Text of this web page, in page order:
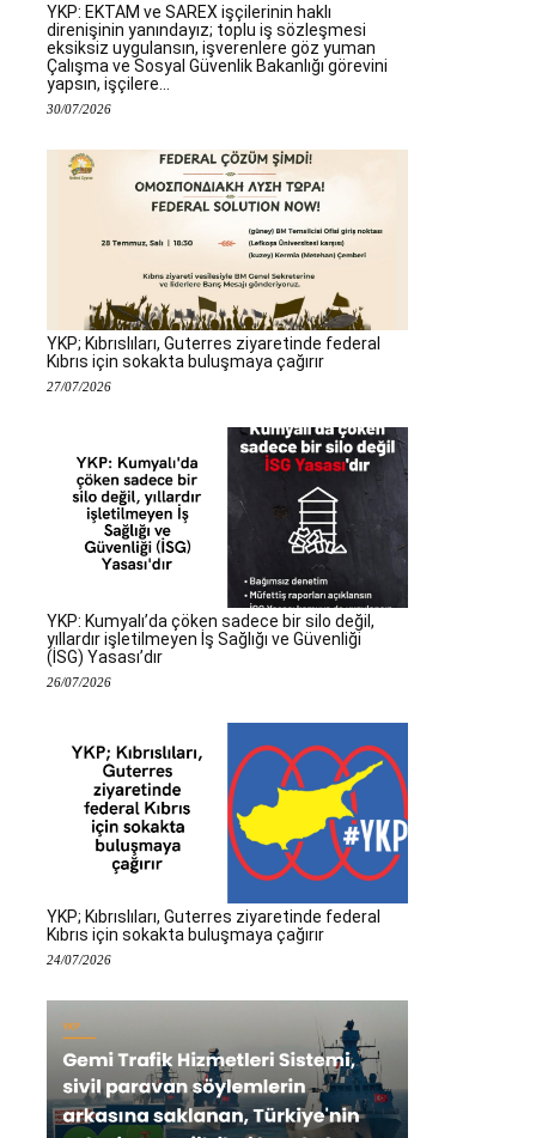
YKP: EKTAM ve SAREX işçilerinin haklı
direnişinin yanındayız; toplu iş sözleşmesi
eksiksiz uygulansın, işverenlere göz yuman
Çalışma ve Sosyal Güvenlik Bakanlığı görevini
yapsın, işçilere...
30/07/2026
YKP; Kıbrıslıları, Guterres ziyaretinde federal
Kıbrıs için sokakta buluşmaya çağırır
27/07/2026
YKP: Kumyalı’da çöken sadece bir silo değil,
yıllardır işletilmeyen İş Sağlığı ve Güvenliği
(İSG) Yasası’dır
26/07/2026
YKP; Kıbrıslıları, Guterres ziyaretinde federal
Kıbrıs için sokakta buluşmaya çağırır
24/07/2026